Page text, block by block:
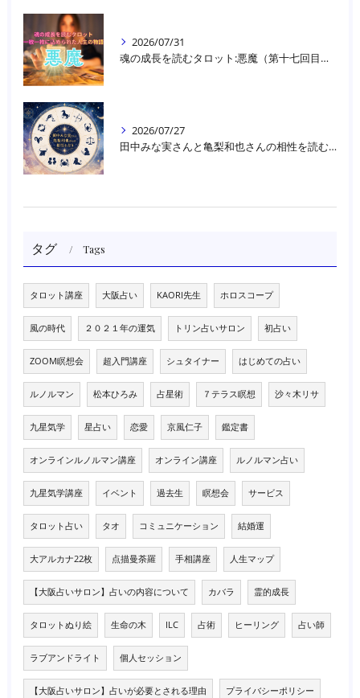
2026/07/31
魂の成長を読むタロット:悪魔（第十七回目）｜大阪・箕面占いスクールラブアンドライト
2026/07/27
田中みな実さんと亀梨和也さんの相性を読む｜大阪・箕面占いスクールラブアンドライト
タグ Tags
タロット講座 大阪占い KAORI先生 ホロスコープ
風の時代 ２０２１年の運気 トリン占いサロン 初占い
ZOOM瞑想会 超入門講座 シュタイナー はじめての占い
ルノルマン 松本ひろみ 占星術 ７テラス瞑想 沙々木リサ
九星気学 星占い 恋愛 京風仁子 鑑定書
オンラインルノルマン講座 オンライン講座 ルノルマン占い
九星気学講座 イベント 過去生 瞑想会 サービス
タロット占い タオ コミュニケーション 結婚運
大アルカナ22枚 点描曼荼羅 手相講座 人生マップ
【大阪占いサロン】占いの内容について カバラ 霊的成長
タロットぬり絵 生命の木 ILC 占術 ヒーリング 占い師
ラブアンドライト 個人セッション
【大阪占いサロン】占いが必要とされる理由 プライバシーポリシー